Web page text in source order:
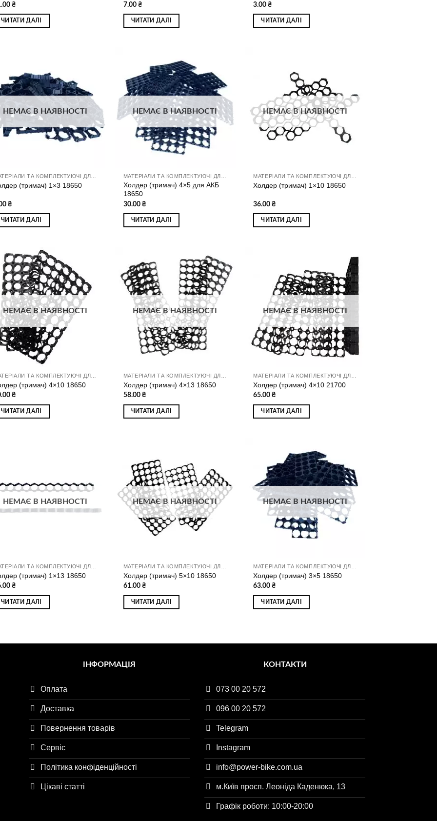
₴
ЧИТАТИ ДАЛІ
7.00 ₴
ЧИТАТИ ДАЛІ
3.00₴
ЧИТАТИ ДАЛІ
списку
бажань
НЕМАЄ В НАЯВНОСТІ
(тримач) 1×3 18650
₴
ЧИТАТИ ДАЛІ
Додати
до
списку
бажань
НЕМАЄ В НАЯВНОСТІ
Холдер (тримач) 4×5 для АКБ
18650
30.00 ₴
ЧИТАТИ ДАЛІ
бажань
НЕМАЄ В НАЯВНОСТІ
Холдер (тримач) 1×10 18650
36.00₴
ЧИТАТИ ДАЛІ
Додати
до
списку
бажань
НЕМАЄ В НАЯВНОСТІ
(тримач) 4×10 18650
₴
ЧИТАТИ ДАЛІ
Додати
до
списку
бажань
НЕМАЄ В НАЯВНОСТІ
Холдер (тримач) 4×13 18650
58.00 ₴
ЧИТАТИ ДАЛІ
Додати
до
списку
бажань
НЕМАЄ В НАЯВНОСТІ
Холдер (тримач) 4×10 21700
65.00₴
ЧИТАТИ ДАЛІ
бажань
НЕМАЄ В НАЯВНОСТІ
МАТЕРІАЛИ ТА КОМПЛЕКТУЮЧІ ДЛЯ ЗБИРАННЯ АКУМУЛЯТОРІВ
(тримач) 1×13 18650
₴
ЧИТАТИ ДАЛІ
до
списку
бажань
НЕМАЄ В НАЯВНОСТІ
МАТЕРІАЛИ ТА КОМПЛЕКТУЮЧІ ДЛЯ ЗБИРАННЯ АКУМУЛЯТОРІВ
Холдер (тримач) 5×10 18650
61.00 ₴
ЧИТАТИ ДАЛІ
Додати
до
списку
бажань
НЕМАЄ В НАЯВНОСТІ
МАТЕРІАЛИ ТА КОМПЛЕКТУЮЧІ ДЛЯ ЗБИРАННЯ АКУМУЛЯТОРІВ
Холдер (тримач) 3×5 18650
63.00₴
ЧИТАТИ ДАЛІ
ІНФОРМАЦІЯ
Оплата
Доставка
Повернення товарів
Сервіс
Політика конфіденційності
Цікаві статті
КОНТАКТИ
073 00 20 572
096 00 20 572
Telegram
Instagram
info@power-bike.com.ua
м.Київ просп. Леоніда Каденюка, 13
Графік роботи: 10:00-20:00